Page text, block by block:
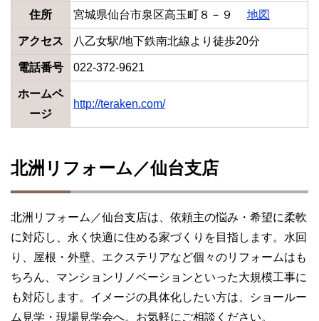
住所 宮城県仙台市泉区高玉町８－９ 地図
アクセス 八乙女駅/地下鉄南北線より徒歩20分
電話番号 022-372-9621
ホームペ
ージ
http://teraken.com/
北洲リフォーム／仙台支店
北洲リフォーム／仙台支店は、依頼主の悩み・希望に柔軟
に対応し、永く快適に住める家づくりを目指します。水回
り、屋根・外壁、エクステリアなど個々のリフォームはも
ちろん、マンションリノベーションといった大規模工事に
も対応します。イメージの具体化したい方は、ショールー
ム見学・現場見学会へ。お気軽にご相談ください。